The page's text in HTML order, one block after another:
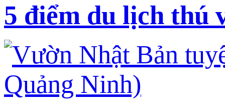
5 điểm du lịch thú